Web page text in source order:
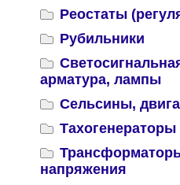
Реостаты
Рубильники
арматура, лампы
Сельсины,
Тахогенераторы
напряжения